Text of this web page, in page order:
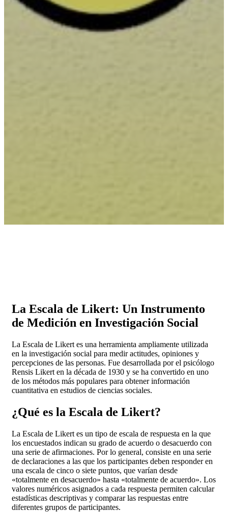
La Escala de Likert: Un Instrumento
de Medición en Investigación Social
La Escala de Likert es una herramienta ampliamente utilizada
en la investigación social para medir actitudes, opiniones y
percepciones de las personas. Fue desarrollada por el psicólogo
Rensis Likert en la década de 1930 y se ha convertido en uno
de los métodos más populares para obtener información
cuantitativa en estudios de ciencias sociales.
¿Qué es la Escala de Likert?
La Escala de Likert es un tipo de escala de respuesta en la que
los encuestados indican su grado de acuerdo o desacuerdo con
una serie de afirmaciones. Por lo general, consiste en una serie
de declaraciones a las que los participantes deben responder en
una escala de cinco o siete puntos, que varían desde
«totalmente en desacuerdo» hasta «totalmente de acuerdo». Los
valores numéricos asignados a cada respuesta permiten calcular
estadísticas descriptivas y comparar las respuestas entre
diferentes grupos de participantes.